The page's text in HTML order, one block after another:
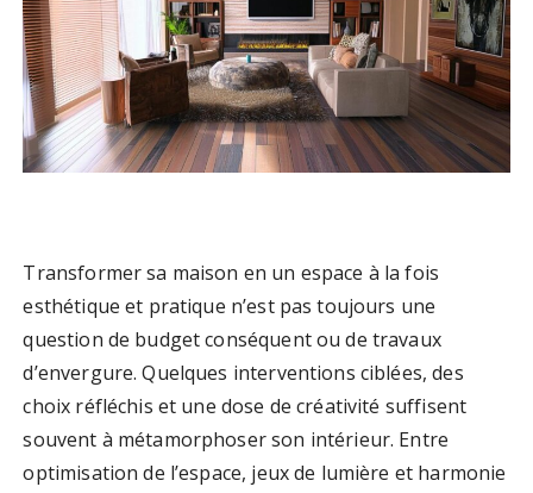
Transformer sa maison en un espace à la fois
esthétique et pratique n’est pas toujours une
question de budget conséquent ou de travaux
d’envergure. Quelques interventions ciblées, des
choix réfléchis et une dose de créativité suffisent
souvent à métamorphoser son intérieur. Entre
optimisation de l’espace, jeux de lumière et harmonie